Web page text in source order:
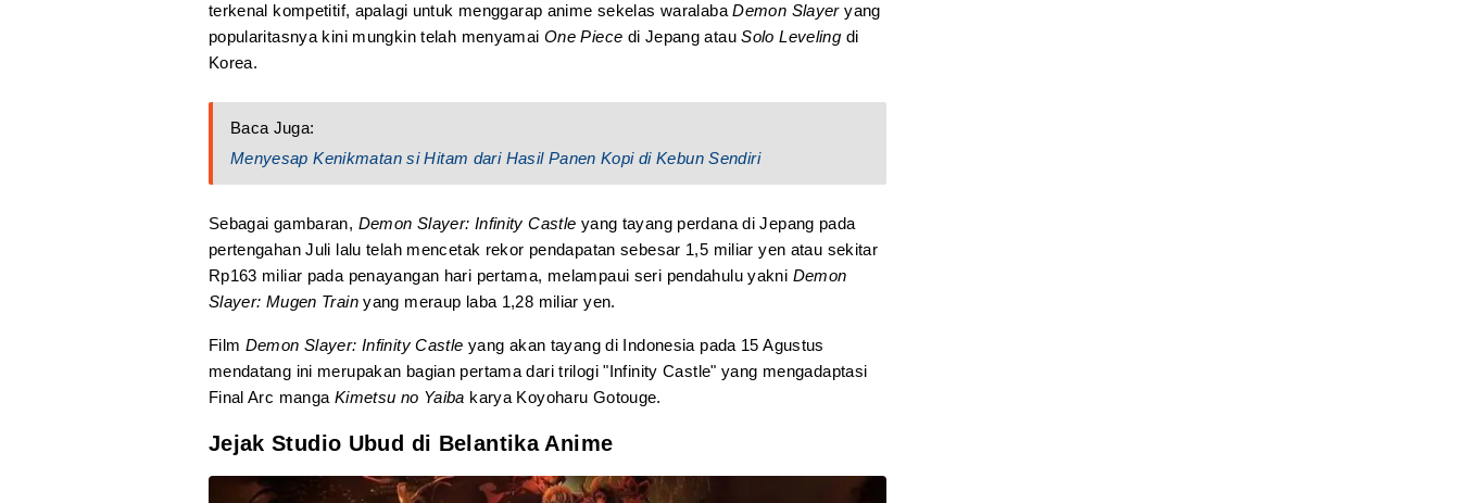
terkenal kompetitif, apalagi untuk menggarap anime sekelas waralabaDemon Slayeryang
popularitasnya kini mungkin telah menyamai One Piece di Jepang atauSolo Leveling di
Korea.
Baca Juga:
Menyesap Kenikmatan si Hitam dari Hasil Panen Kopi di Kebun Sendiri
Sebagai gambaran, Demon Slayer: Infinity Castle yang tayang perdana di Jepang pada
pertengahan Juli lalu telah mencetak rekor pendapatan sebesar 1,5 miliar yen atau sekitar
Rp163 miliar pada penayangan hari pertama, melampaui seri pendahulu yakni Demon
Slayer: Mugen Trainyang meraup laba 1,28 miliar yen.
Film Demon Slayer: Infinity Castle yang akan tayang di Indonesia pada 15 Agustus
mendatang ini merupakan bagian pertama dari trilogi "Infinity Castle" yang mengadaptasi
Final Arc manga Kimetsu no Yaiba karya Koyoharu Gotouge.
Jejak Studio Ubud di Belantika Anime